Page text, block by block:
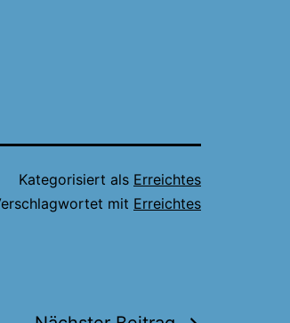
Kategorisiert als Erreichtes
mit Erreichtes